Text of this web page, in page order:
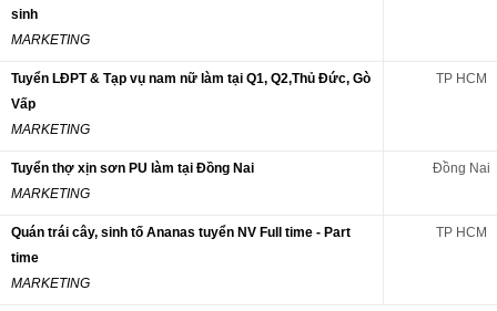
sinh
MARKETING
Tuyển LĐPT & Tạp vụ nam nữ làm tại Q1, Q2,Thủ Đức, Gò
Vấp
MARKETING
TP HCM
Tuyển thợ xịn sơn PU làm tại Đồng Nai
MARKETING
Đồng Nai
Quán trái cây, sinh tố Ananas tuyển NV Full time - Part
time
MARKETING
TP HCM